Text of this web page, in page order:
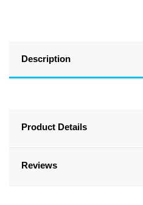
Description
Product Details
Reviews